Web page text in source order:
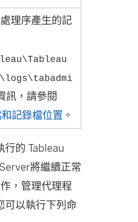
理序產生的記
tabadmi
訊，請參閱
記錄檔位置 。
行的 Tableau
將繼續正常
，管理代理程
可以執行下列命